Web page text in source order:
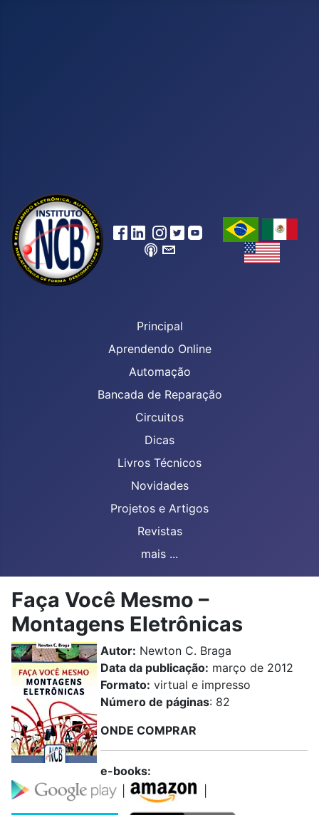
Principal
Aprendendo Online
Automação
Bancada de Reparação
Circuitos
Dicas
Livros Técnicos
Novidades
Projetos e Artigos
Revistas
mais ...
Faça Você Mesmo –
Montagens Eletrônicas
Autor: Newton C. Braga
Data da publicação: março de 2012
Formato: virtual e impresso
Número de páginas: 82
ONDE COMPRAR
e-books: